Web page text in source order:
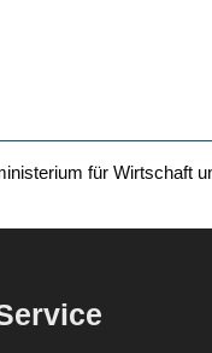
für Wirt­schaft